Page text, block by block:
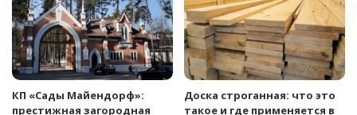
КП «Сады Майендорф»:
престижная загородная
Доска строганная: что это
такое и где применяется в